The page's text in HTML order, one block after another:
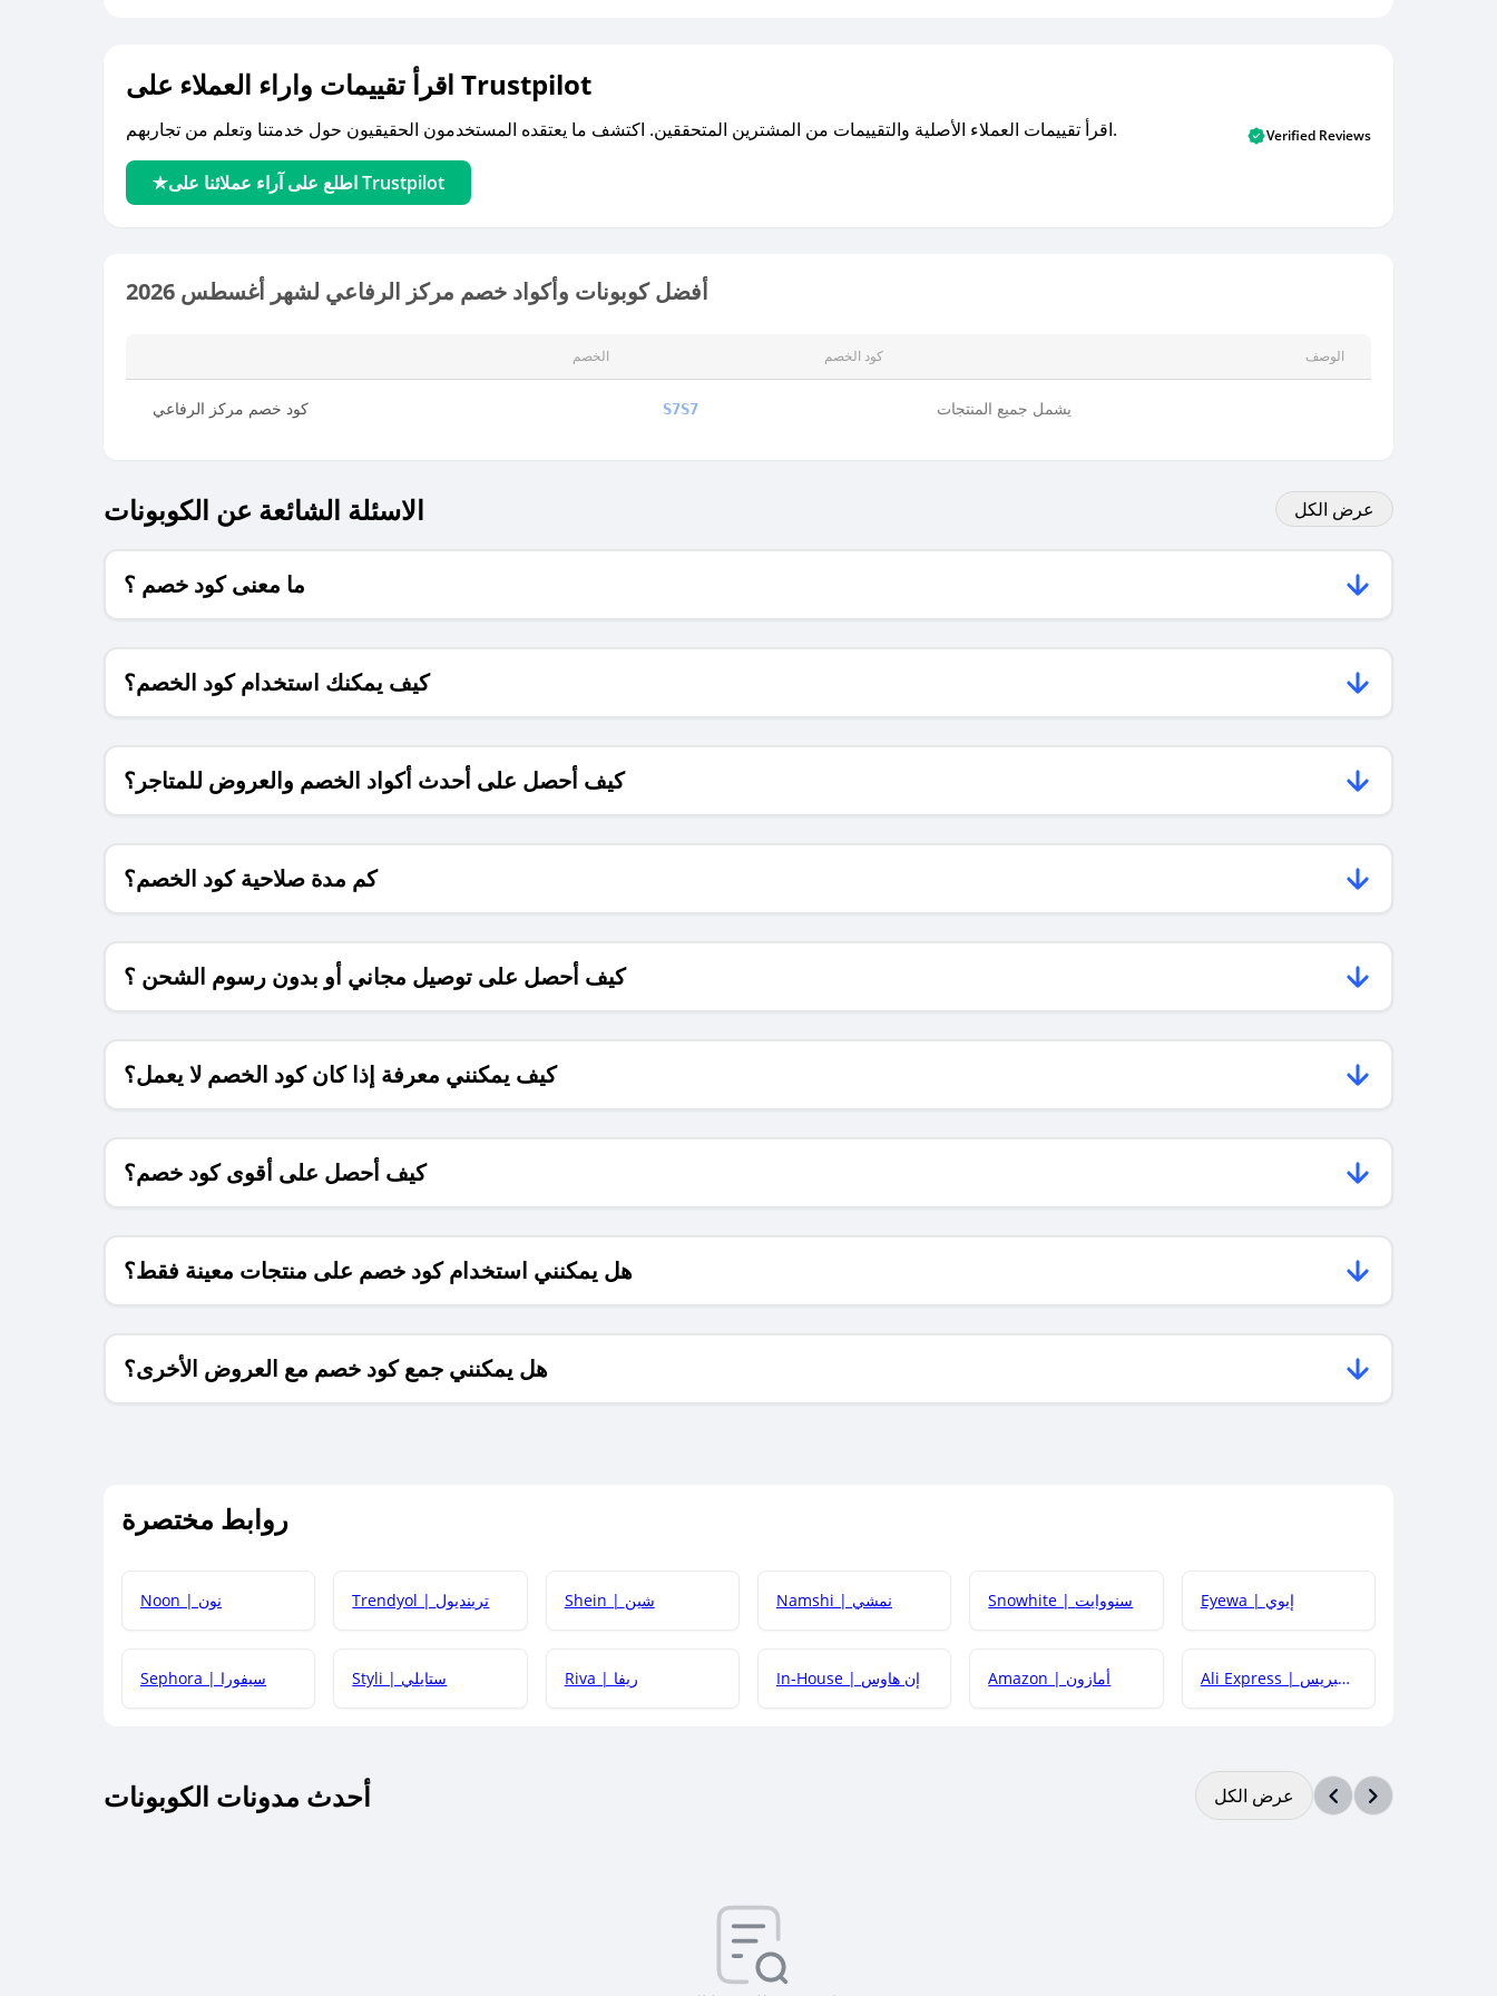
اقرأ تقييمات واراء العملاء على Trustpilot
اقرأ تقييمات العملاء الأصلية والتقييمات من المشترين المتحققين. اكتشف ما يعتقده المستخدمون الحقيقيون حول خدمتنا وتعلم من تجاربهم.
اطلع على آراء عملائنا على Trustpilot
Verified Reviews
أفضل كوبونات وأكواد خصم مركز الرفاعي لشهر أغسطس 2026
الخصم كود الخصم الوصف
كود خصم مركز الرفاعي S7S7 يشمل جميع المنتجات
الاسئلة الشائعة عن الكوبونات عرض الكل
ما معنى كود خصم ؟
كيف يمكنك استخدام كود الخصم؟
كيف أحصل على أحدث أكواد الخصم والعروض للمتاجر؟
كم مدة صلاحية كود الخصم؟
كيف أحصل على توصيل مجاني أو بدون رسوم الشحن ؟
كيف يمكنني معرفة إذا كان كود الخصم لا يعمل؟
كيف أحصل على أقوى كود خصم؟
هل يمكنني استخدام كود خصم على منتجات معينة فقط؟
هل يمكنني جمع كود خصم مع العروض الأخرى؟
روابط مختصرة
Noon | نون Trendyol | ترينديول Shein | شين Namshi | نمشي Snowhite | سنووايت Eyewa | إيوي
Sephora | سيفورا Styli | ستايلي Riva | ريفا In-House | إن هاوس Amazon | أمازون Ali Express | علي إكسبريس
أحدث مدونات الكوبونات عرض الكل